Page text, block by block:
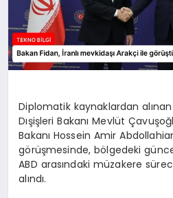
Diplomatik kaynaklardan
Dışişleri Bakanı Mevlüt
Bakanı Hossein Amir
görüşmesinde, bölgedeki
ABD arasındaki müzakere
alındı.